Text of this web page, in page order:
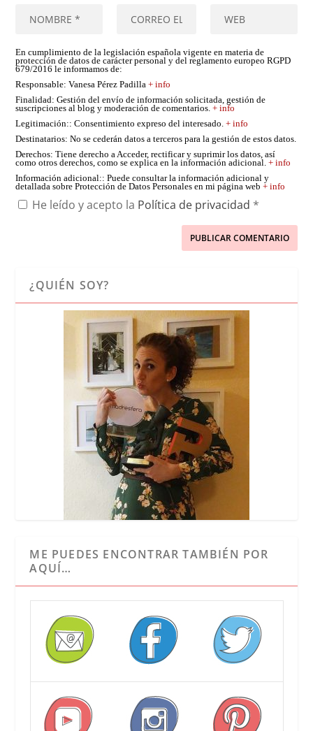
En cumplimiento de la legislación española vigente en materia de
protección de datos de carácter personal y del reglamento europeo RGPD
679/2016 le informamos de:
Responsable: Vanesa Pérez Padilla+ info
Finalidad: Gestión del envío de información solicitada, gestión de
suscripciones al blog y moderación de comentarios.+ info
Legitimación:: Consentimiento expreso del interesado.+ info
Destinatarios: No se cederán datos a terceros para la gestión de estos datos.
Derechos: Tiene derecho a Acceder, rectificar y suprimir los datos, así
como otros derechos, como se explica en la información adicional.+ info
Información adicional:: Puede consultar la información adicional y
detallada sobre Protección de Datos Personales en mi página web+ info
He leído y acepto la Política de privacidad *
¿QUIÉN SOY?
ME PUEDES ENCONTRAR TAMBIÉN POR
AQUÍ…